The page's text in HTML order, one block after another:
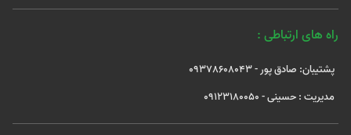
راه های ارتباطی :
پشتیبان: صادق پور - 09378608043
مدیریت : حسینی - 09123180050